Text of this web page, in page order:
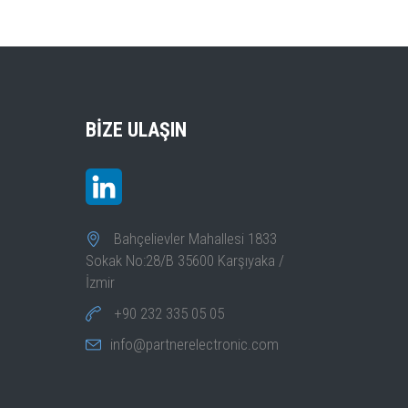
BIZE ULAŞIN
Bahçelievler Mahallesi 1833
Sokak No:28/B 35600 Karşıyaka /
İzmir
+90 232 335 05 05
info@partnerelectronic.com